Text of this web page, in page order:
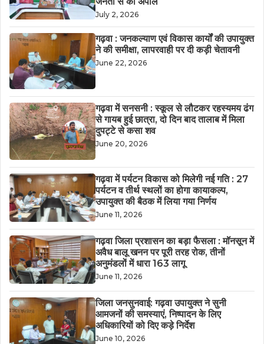
July 2, 2026
गढ़वा : जनकल्याण एवं विकास कार्यों की उपायुक्त
ने की समीक्षा, लापरवाही पर दी कड़ी चेतावनी
June 22, 2026
गढ़वा में सनसनी : स्कूल से लौटकर रहस्यमय ढंग
से गायब हुई छात्रा, दो दिन बाद तालाब में मिला
दुपट्टे से कसा शव
June 20, 2026
गढ़वा में पर्यटन विकास को मिलेगी नई गति : 27
पर्यटन व तीर्थ स्थलों का होगा कायाकल्प,
उपायुक्त की बैठक में लिया गया निर्णय
June 11, 2026
गढ़वा जिला प्रशासन का बड़ा फैसला : मॉनसून में
अवैध बालू खनन पर पूरी तरह रोक, तीनों
अनुमंडलों में धारा 163 लागू
June 11, 2026
जिला जनसुनवाई: गढ़वा उपायुक्त ने सुनी
आमजनों की समस्याएं, निष्पादन के लिए
अधिकारियों को दिए कड़े निर्देश
June 10, 2026